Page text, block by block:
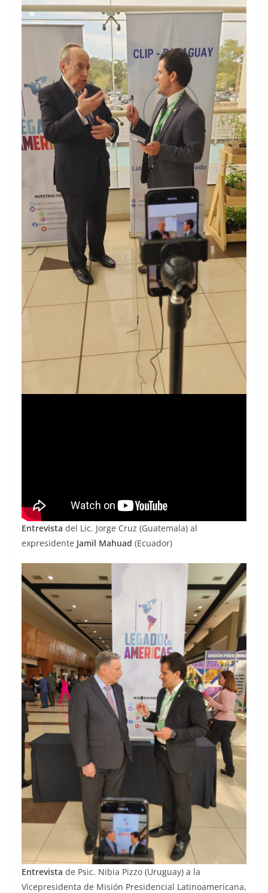
Entrevista del Lic. Jorge Cruz (Guatemala) al
expresidente Jamil Mahuad (Ecuador)
Entrevista de Psic. Nibia Pizzo (Uruguay) a la
Vicepresidenta de Misión Presidencial Latinoamericana,